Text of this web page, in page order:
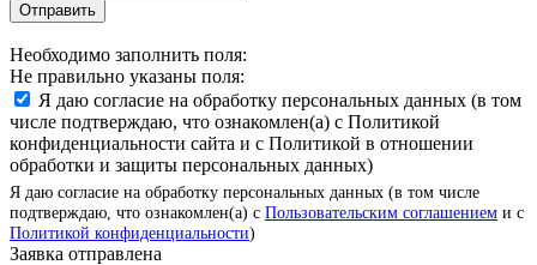
Отправить
Необходимо заполнить поля:
Не правильно указаны поля:
Я даю согласие на обработку персональных данных (в том
числе подтверждаю, что ознакомлен(а) с Политикой
конфиденциальности сайта и с Политикой в отношении
обработки и защиты персональных данных)
Я даю согласие на обработку персональных данных (в том числе
подтверждаю, что ознакомлен(а) с Пользовательским соглашением и с
Политикой конфиденциальности)
Заявка отправлена